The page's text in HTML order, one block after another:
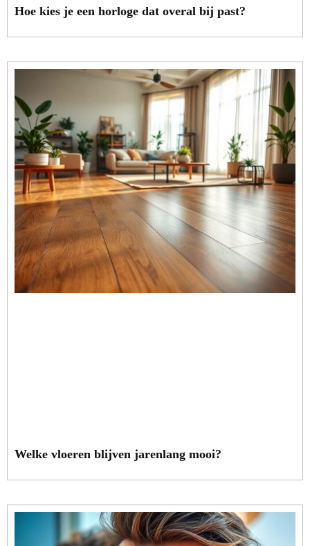
Hoe kies je een horloge dat overal bij past?
Welke vloeren blijven jarenlang mooi?